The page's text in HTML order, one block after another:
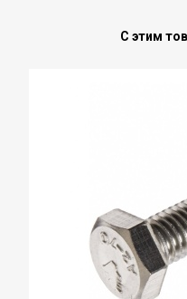
С этим